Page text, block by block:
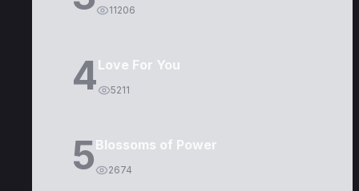
11206
4Love For You
5211
5Blossoms of Power
2674